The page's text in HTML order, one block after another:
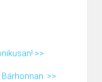
>>
>>